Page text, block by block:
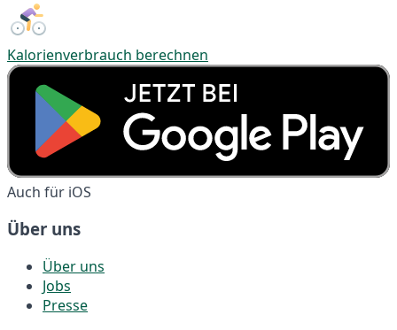
Kalorienverbrauch berechnen
Auch für iOS
Über uns
Über uns
Jobs
Presse